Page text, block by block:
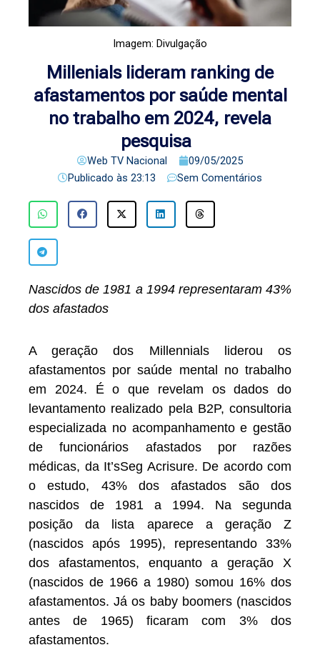
Imagem: Divulgação
Millenials lideram ranking de
afastamentos por saúde mental
no trabalho em 2024, revela
pesquisa
Web TV Nacional
09/05/2025
Publicado às 23:13 Sem Comentários
Nascidos de 1981 a 1994 representaram 43%
dos afastados
A geração dos Millennials liderou os
afastamentos por saúde mental no trabalho
em 2024. É o que revelam os dados do
levantamento realizado pela B2P, consultoria
especializada no acompanhamento e gestão
de funcionários afastados por razões
médicas, da It’sSeg Acrisure. De acordo com
o estudo, 43% dos afastados são dos
nascidos de 1981 a 1994. Na segunda
posição da lista aparece a geração Z
(nascidos após 1995), representando 33%
dos afastamentos, enquanto a geração X
(nascidos de 1966 a 1980) somou 16% dos
afastamentos. Já os baby boomers (nascidos
antes de 1965) ficaram com 3% dos
afastamentos.